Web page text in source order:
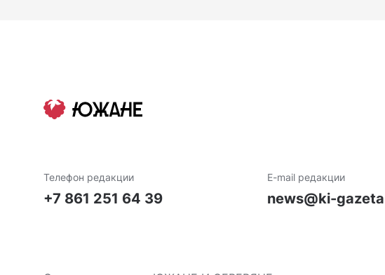
Телефон редакции
+7 861 251 64 39
E-mail редакции
news@ki-